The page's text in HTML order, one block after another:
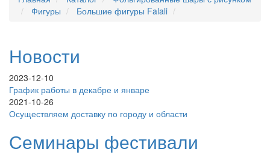
Фигуры
Большие фигуры Falali
Новости
2023-12-10
График работы в декабре и январе
2021-10-26
Осуществляем доставку по городу и области
Семинары фестивали